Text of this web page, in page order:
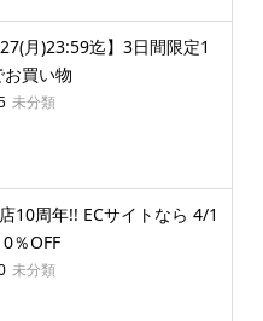
27(月)23:59迄】3日間限定1
お買い物
未分類
10周年!! ECサイトなら 4/1
％OFF
未分類